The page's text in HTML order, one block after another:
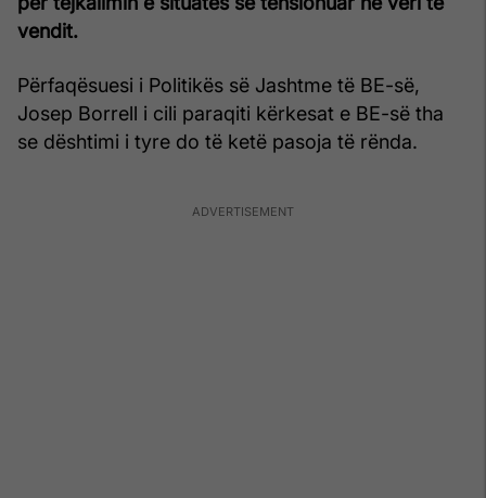
vendit.
Përfaqësuesi i Politikës së Jashtme të BE-së,
Josep Borrell i cili paraqiti kërkesat e BE-së tha
se dështimi i tyre do të ketë pasoja të rënda.